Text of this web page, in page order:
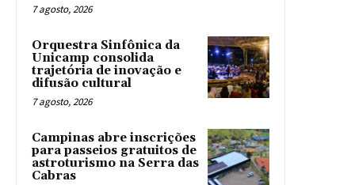
7 agosto, 2026
Orquestra Sinfônica da
Unicamp consolida
trajetória de inovação e
difusão cultural
7 agosto, 2026
Campinas abre inscrições
para passeios gratuitos de
astroturismo na Serra das
Cabras